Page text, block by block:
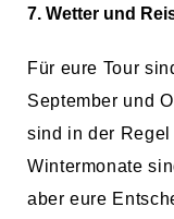
7. Wetter und
Für eure Tour
September und
sind in der
Wintermonate
aber eure